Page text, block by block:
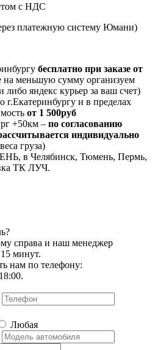
с НДС
платежную систему Юмани)
бесплатно при заказе от
на меньшую сумму организуем
либо яндекс курьер за ваш счет)
г.Екатеринбургу и в пределах
от 1 500руб
+50км – по согласованию
индивидуально
груза)
в Челябинск, Тюмень, Пермь,
ТК ЛУЧ.
справа и наш менеджер
минут.
нам по телефону:
Любая